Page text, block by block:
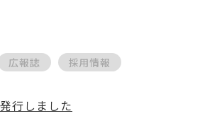
広報誌 採用情報
行しました